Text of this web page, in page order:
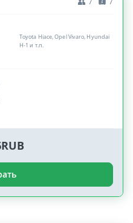
Toyota Hiace, Opel Vivaro, Hyundai
H-1 и т.п.